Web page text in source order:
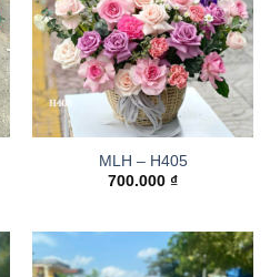
MLH – H405
700.000 ₫